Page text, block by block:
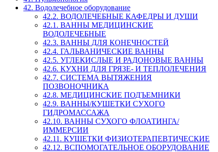
42. Водолечебное оборудование
42.2. ВОДОЛЕЧЕБНЫЕ КАФЕДРЫ И ДУШИ
42.1. ВАННЫ МЕДИЦИНСКИЕ
ВОДОЛЕЧЕБНЫЕ
42.3. ВАННЫ ДЛЯ КОНЕЧНОСТЕЙ
42.4. ГАЛЬВАНИЧЕСКИЕ ВАННЫ
42.5. УГЛЕКИСЛЫЕ И РАДОНОВЫЕ ВАННЫ
42.6. КУХНИ ДЛЯ ГРЯЗЕ- И ТЕПЛОЛЕЧЕНИЯ
42.7. СИСТЕМА ВЫТЯЖЕНИЯ
ПОЗВОНОЧНИКА
42.8. МЕДИЦИНСКИЕ ПОДЪЕМНИКИ
42.9. ВАННЫ/КУШЕТКИ СУХОГО
ГИДРОМАССАЖА
42.10. ВАННЫ СУХОГО ФЛОАТИНГА/
ИММЕРСИИ
42.11. КУШЕТКИ ФИЗИОТЕРАПЕВТИЧЕСКИЕ
42.12. ВСПОМОГАТЕЛЬНОЕ ОБОРУДОВАНИЕ